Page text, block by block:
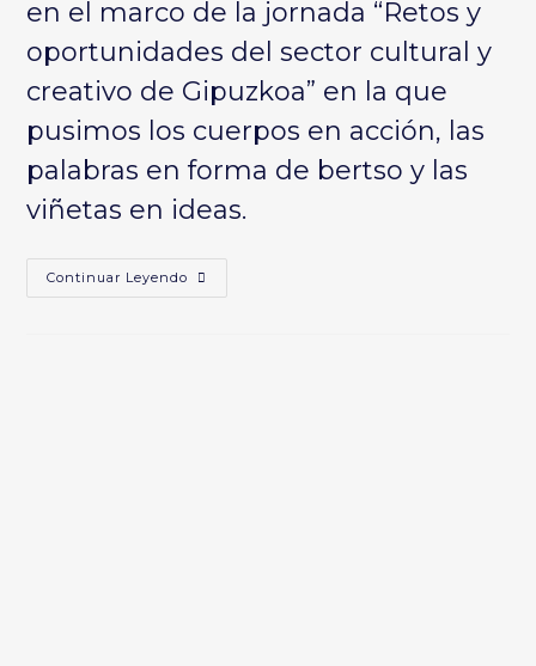
en el marco de la jornada “Retos y
oportunidades del sector cultural y
creativo de Gipuzkoa” en la que
pusimos los cuerpos en acción, las
palabras en forma de bertso y las
viñetas en ideas.
Continuar Leyendo PoetikaKKKK